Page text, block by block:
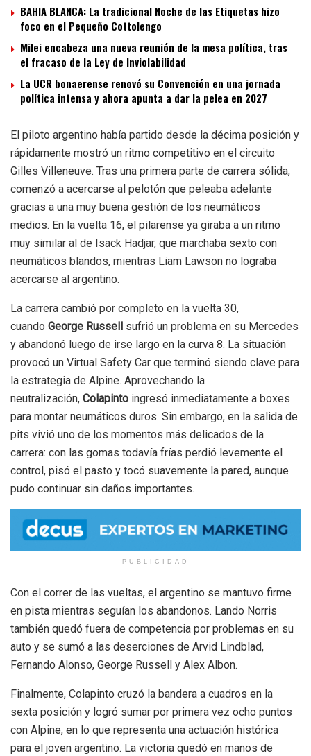
BAHIA BLANCA: La tradicional Noche de las Etiquetas hizo
foco en el Pequeño Cottolengo
Milei encabeza una nueva reunión de la mesa política, tras
el fracaso de la Ley de Inviolabilidad
La UCR bonaerense renovó su Convención en una jornada
política intensa y ahora apunta a dar la pelea en 2027
El piloto argentino había partido desde la décima posición y
rápidamente mostró un ritmo competitivo en el circuito
Gilles Villeneuve. Tras una primera parte de carrera sólida,
comenzó a acercarse al pelotón que peleaba adelante
gracias a una muy buena gestión de los neumáticos
medios. En la vuelta 16, el pilarense ya giraba a un ritmo
muy similar al de Isack Hadjar, que marchaba sexto con
neumáticos blandos, mientras Liam Lawson no lograba
acercarse al argentino.
La carrera cambió por completo en la vuelta 30,
cuando George Russell sufrió un problema en su Mercedes
y abandonó luego de irse largo en la curva 8. La situación
provocó un Virtual Safety Car que terminó siendo clave para
la estrategia de Alpine. Aprovechando la
neutralización, Colapinto ingresó inmediatamente a boxes
para montar neumáticos duros. Sin embargo, en la salida de
pits vivió uno de los momentos más delicados de la
carrera: con las gomas todavía frías perdió levemente el
control, pisó el pasto y tocó suavemente la pared, aunque
pudo continuar sin daños importantes.
PUBLICIDAD
Con el correr de las vueltas, el argentino se mantuvo firme
en pista mientras seguían los abandonos. Lando Norris
también quedó fuera de competencia por problemas en su
auto y se sumó a las deserciones de Arvid Lindblad,
Fernando Alonso, George Russell y Alex Albon.
Finalmente, Colapinto cruzó la bandera a cuadros en la
sexta posición y logró sumar por primera vez ocho puntos
con Alpine, en lo que representa una actuación histórica
para el joven argentino. La victoria quedó en manos de